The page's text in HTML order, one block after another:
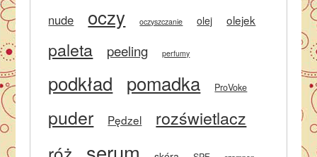
nude oczy oczyszczanie olej olejek
paleta peeling perfumy
podkład pomadka ProVoke
puder Pędzel rozświetlacz